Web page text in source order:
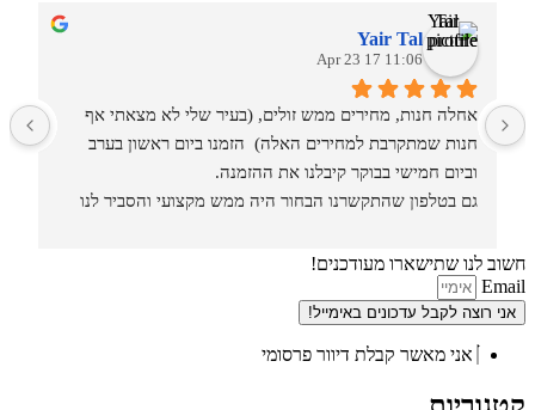
Yair Tal
11:06 17 Apr 23
וביום חמישי בבוקר קיבלנו את ההזמנה.
חשוב לנו שתישארו מעודכנים!
Email
אני רוצה לקבל עדכונים באימייל!
אני מאשר קבלת דיוור פרסומי